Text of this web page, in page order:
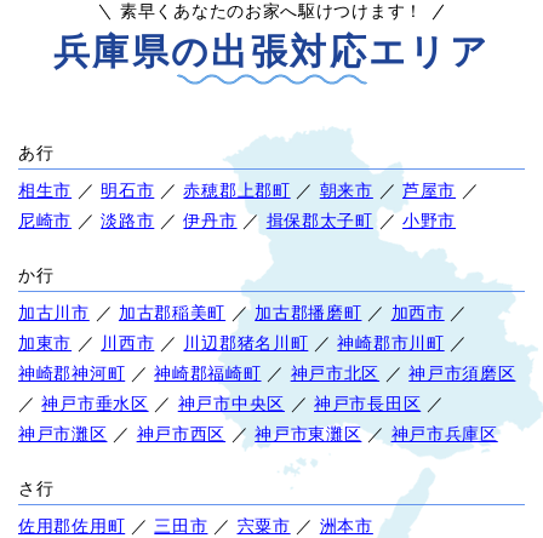
素早くあなたのお家へ駆けつけます！
兵庫県の出張対応エリア
あ行
相生市 ／ 明石市 ／赤穂郡上郡町 ／ 朝来市 ／ 芦屋市 ／
尼崎市 ／淡路市 ／伊丹市 ／ 揖保郡太子町 ／ 小野市
か行
加古川市 ／ 加古郡稲美町 ／ 加古郡播磨町 ／ 加西市 ／
加東市 ／ 川西市 ／ 川辺郡猪名川町 ／神崎郡市川町 ／
神崎郡神河町 ／神崎郡福崎町 ／ 神戸市北区 ／神戸市須磨区
／神戸市垂水区 ／ 神戸市中央区 ／神戸市長田区 ／
神戸市灘区 ／ 神戸市西区 ／神戸市東灘区／ 神戸市兵庫区
さ行
佐用郡佐用町 ／三田市 ／ 宍粟市 ／ 洲本市